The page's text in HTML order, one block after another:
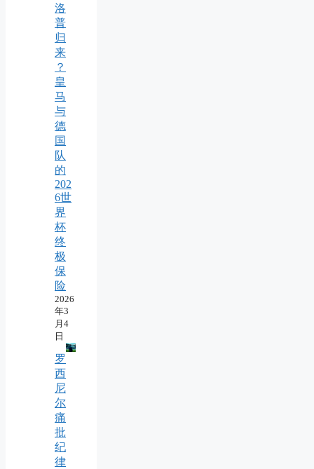
洛
普
归
来
？
皇
马
与
德
国
队
的
202
6世
界
杯
终
极
保
险
2026
年3
月4
日
罗
西
尼
尔
痛
批
纪
律